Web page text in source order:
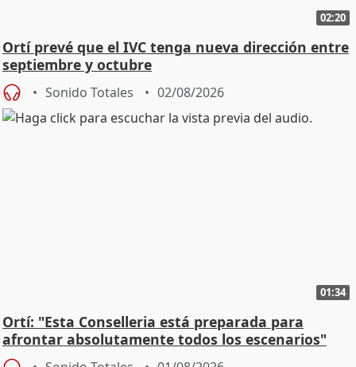
02:20
Ortí prevé que el IVC tenga nueva dirección entre
septiembre y octubre
Sonido Totales 02/08/2026
01:34
Ortí: "Esta Conselleria está preparada para
afrontar absolutamente todos los escenarios"